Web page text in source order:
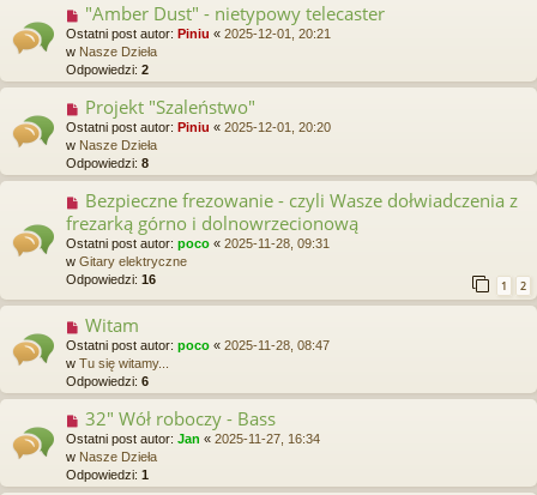
s
t
N
o
w
y
p
o
s
t
"Amber Dust" - nietypowy telecaster
Ostatni post autor: Piniu « 2025-12-01, 20:21
w Nasze Dzieła
Odpowiedzi: 2
N
o
w
y
p
o
s
t
Projekt "Szaleństwo"
Ostatni post autor: Piniu « 2025-12-01, 20:20
w Nasze Dzieła
Odpowiedzi: 8
N
w
y
p
o
s
Bezpieczne frezowanie - czyli Wasze dołwiadczenia z
frezarką górno i dolnowrzecionową
Ostatni post autor: poco « 2025-11-28, 09:31
w Gitary elektryczne
Odpowiedzi: 16 1 2
N
o
w
y
p
o
s
t
Witam
Ostatni post autor: poco « 2025-11-28, 08:47
w Tu się witamy...
Odpowiedzi: 6
N
o
w
y
p
32" Wół roboczy - Bass
Ostatni post autor: Jan « 2025-11-27, 16:34
w Nasze Dzieła
Odpowiedzi: 1